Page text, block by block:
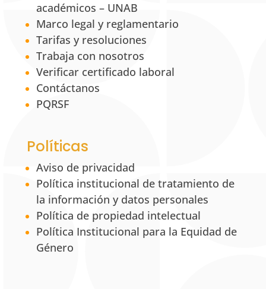
académicos – UNAB
Marco legal y reglamentario
Tarifas y resoluciones
Trabaja con nosotros
Verificar certificado laboral
Contáctanos
PQRSF
Políticas
Aviso de privacidad
Política institucional de tratamiento de
la información y datos personales
Política de propiedad intelectual
Política Institucional para la Equidad de
Género